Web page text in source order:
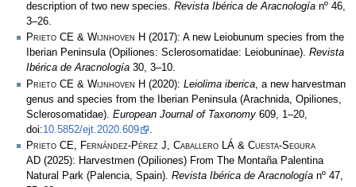
description of two new species. Revista Ibérica de Aracnología nº 46,
3–26.
Prieto CE & Wijnhoven H (2017): A new Leiobunum species from the
Iberian Peninsula (Opiliones: Sclerosomatidae: Leiobuninae). Revista
Ibérica de Aracnología 30, 3–10.
Prieto CE & Wijnhoven H (2020): Leiolima iberica , a new harvestman
genus and species from the Iberian Peninsula (Arachnida, Opiliones,
Sclerosomatidae). European Journal of Taxonomy 609, 1–20,
doi:10.5852/ejt.2020.609
Prieto CE, Fernández-Pérez J, Caballero LÁ & Cuesta-Segura
AD (2025): Harvestmen (Opiliones) From The Montaña Palentina
Natural Park (Palencia, Spain). Revista Ibérica de Aracnología nº 47,